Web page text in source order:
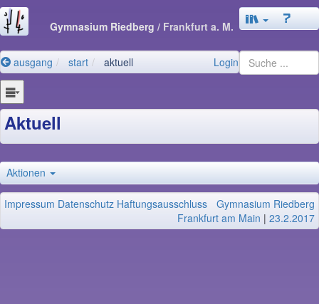
Gymnasium Riedberg / Frankfurt a. M.
ausgang start aktuell Login
Aktuell
Aktionen
Impressum Datenschutz Haftungsausschluss
Gymnasium Riedberg
Frankfurt am Main | 23.2.2017